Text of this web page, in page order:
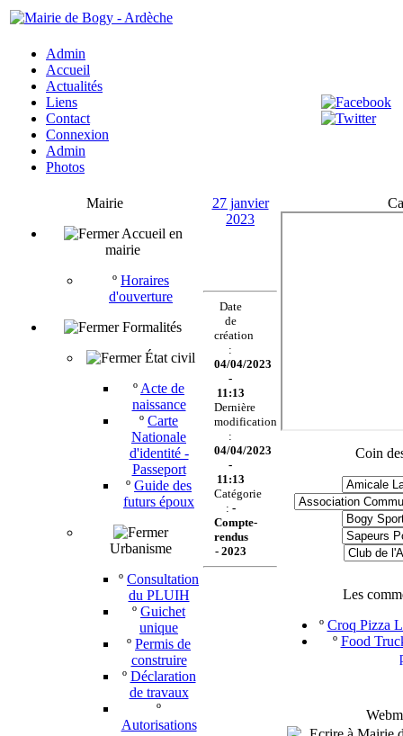
Admin
Accueil
Actualités
Liens
Contact
Connexion
Admin
Photos
Mairie
Accueil en
mairie
º Horaires
d'ouverture
Formalités
État civil
º Acte de
naissance
º Carte
Nationale
d'identité -
Passeport
º Guide des
futurs époux
Urbanisme
º Consultation
du PLUIH
º Guichet
unique
º Permis de
construire
º Déclaration
de travaux
º
Autorisations
27 janvier
2023
Date
de
création
:
04/04/2023
-
11:13
Dernière
modification
:
04/04/2023
-
11:13
Catégorie
: -
Compte-
rendus
- 2023
Coin
Les
º Croq Pizza
º Food